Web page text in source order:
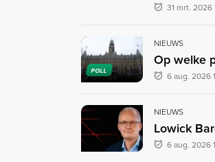
31 mrt. 2026
POLL
NIEUWS
Op welke
6 aug. 2026
NIEUWS
Lowick
6 aug. 2026